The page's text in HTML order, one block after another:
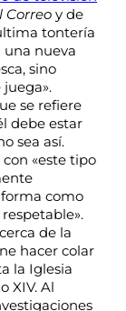
Correo y de
tontería
una nueva
sino
juega».
se refiere
debe estar
sea así.
«este tipo
forma como
de la
hacer colar
la Iglesia
XIV. Al